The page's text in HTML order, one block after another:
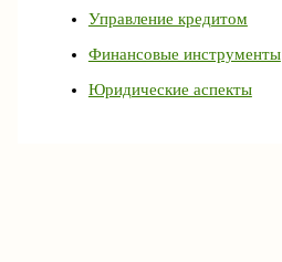
Управление кредитом
Финансовые инструменты
Юридические аспекты